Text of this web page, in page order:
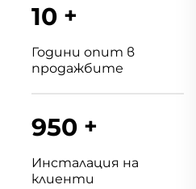
10 +
Години опит в
продажбите
1000
Инсталация на
клиенти